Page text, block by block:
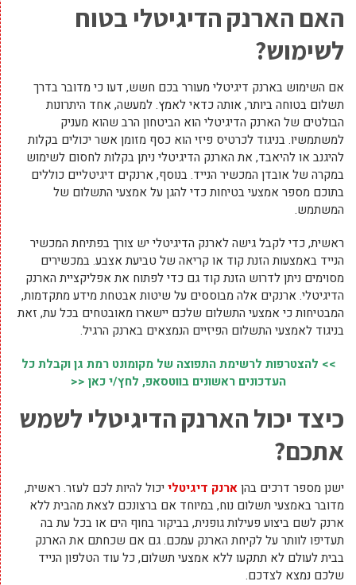
האם הארנק הדיגיטלי בטוח
לשימוש?
אם השימוש בארנק דיגיטלי מעורר בכם חשש, דעו כי מדובר בדרך
תשלום בטוחה ביותר, אותה כדאי לאמץ. למעשה, אחד היתרונות
הבולטים של הארנק הדיגיטלי הוא הביטחון הרב שהוא מעניק
למשתמשיו. בניגוד לכרטיס פיזי הוא כסף מזומן אשר יכולים בקלות
להיגנב או להיאבד, את הארנק הדיגיטלי ניתן בקלות לחסום לשימוש
במקרה של אובדן המכשיר הנייד. בנוסף, ארנקים דיגיטליים כוללים
בתוכם מספר אמצעי בטיחות כדי להגן על אמצעי התשלום של
המשתמש.
ראשית, כדי לקבל גישה לארנק הדיגיטלי יש צורך בפתיחת המכשיר
הנייד באמצעות הזנת קוד או קריאה של טביעת אצבע. במכשירים
מסוימים ניתן לדרוש הזנת קוד גם כדי לפתוח את אפליקציית הארנק
הדיגיטלי. ארנקים אלה מבוססים על שיטות אבטחת מידע מתקדמות,
המבטיחות כי אמצעי התשלום שלכם יישארו מאובטחים בכל עת, זאת
בניגוד לאמצעי התשלום הפיזיים הנמצאים בארנק הרגיל.
>> להצטרפות לרשימת התפוצה של מקומונט רמת גן וקבלת כל
העדכונים ראשונים בווטסאפ, לחץ/י כאן <<
כיצד יכול הארנק הדיגיטלי לשמש
אתכם?
ישנן מספר דרכים בהןארנק דיגיטלי יכול להיות לכם לעזר. ראשית,
מדובר באמצעי תשלום נוח, במיוחד אם ברצונכם לצאת מהבית ללא
ארנק לשם ביצוע פעילות גופנית, בביקור בחוף הים או בכל עת בה
תעדיפו לוותר על לקיחת הארנק עמכם. גם אם שכחתם את הארנק
בבית לעולם לא תתקעו ללא אמצעי תשלום, כל עוד הטלפון הנייד
שלכם נמצא לצדכם.